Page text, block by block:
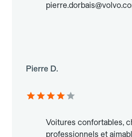
Pierre D.
Voitures confortables,
professionnels et